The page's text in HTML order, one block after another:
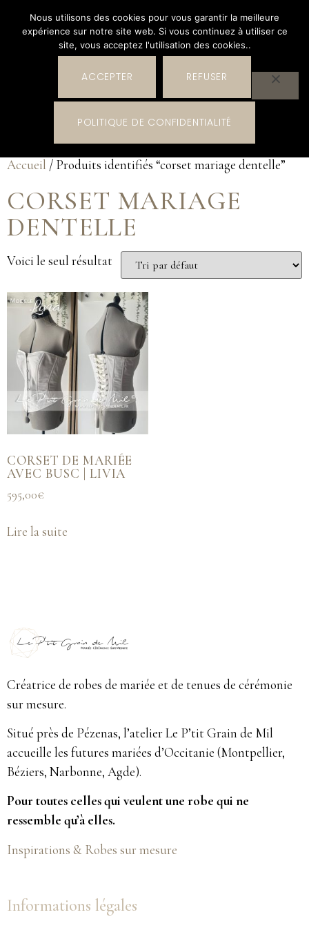
0,00€ 0
Accueil / Produits identifiés “corset mariage dentelle”
CORSET MARIAGE
DENTELLE
Voici le seul résultat
CORSET DE MARIÉE
AVEC BUSC | LIVIA
595,00€
Lire la suite
Créatrice de robes de mariée et de tenues de cérémonie
sur mesure.
Situé près de Pézenas, l’atelier Le P’tit Grain de Mil
accueille les futures mariées d’Occitanie (Montpellier,
Béziers, Narbonne, Agde).
Pour toutes celles qui veulent une robe qui ne
ressemble qu’à elles.
Inspirations & Robes sur mesure
Informations légales
Nous utilisons des cookies pour vous garantir la meilleure
expérience sur notre site web. Si vous continuez à utiliser ce
site, vous acceptez l'utilisation des cookies..
ACCEPTER REFUSER
POLITIQUE DE CONFIDENTIALITÉ